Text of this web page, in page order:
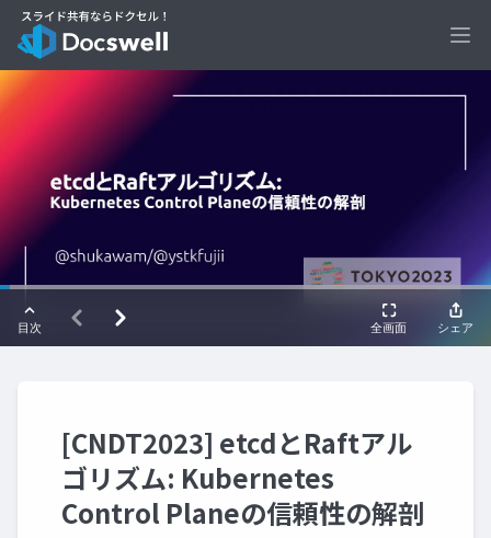
[CNDT2023] etcdとRaftアル
ゴリズム: Kubernetes
Control Planeの信頼性の解剖